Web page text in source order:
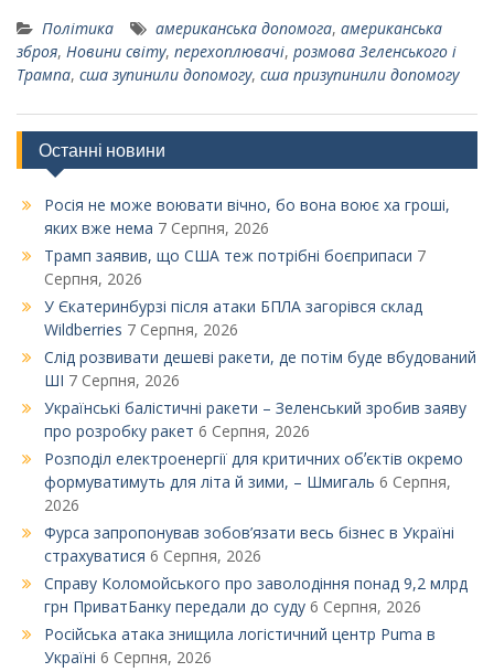
Політика американська допомога, американська
зброя, Новини світу, перехоплювачі, розмова Зеленського і
Трампа, сша зупинили допомогу, сша призупинили допомогу
Останні новини
Росія не може воювати вічно, бо вона воює ха гроші,
яких вже нема 7 Серпня, 2026
Трамп заявив, що США теж потрібні боєприпаси 7
Серпня, 2026
У Єкатеринбурзі після атаки БПЛА загорівся склад
Wildberries 7 Серпня, 2026
Слід розвивати дешеві ракети, де потім буде вбудований
ШІ 7 Серпня, 2026
Українські балістичні ракети – Зеленський зробив заяву
про розробку ракет 6 Серпня, 2026
Розподіл електроенергії для критичних обʼєктів окремо
формуватимуть для літа й зими, – Шмигаль 6 Серпня,
2026
Фурса запропонував зобов’язати весь бізнес в Україні
страхуватися 6 Серпня, 2026
Справу Коломойського про заволодіння понад 9,2 млрд
грн ПриватБанку передали до суду 6 Серпня, 2026
Російська атака знищила логістичний центр Puma в
Україні 6 Серпня, 2026